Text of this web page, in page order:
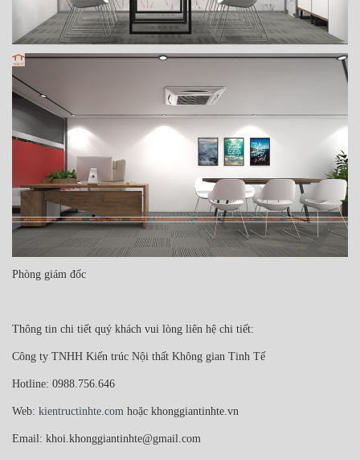
Phòng giám đốc
Thông tin chi tiết quý khách vui lòng liên hệ chi tiết:
Công ty TNHH Kiến trúc Nội thất Không gian Tinh Tế
Hotline: 0988.756.646
Web: kientructinhte.com hoặc khonggiantinhte.vn
Email: khoi.khonggiantinhte@gmail.com